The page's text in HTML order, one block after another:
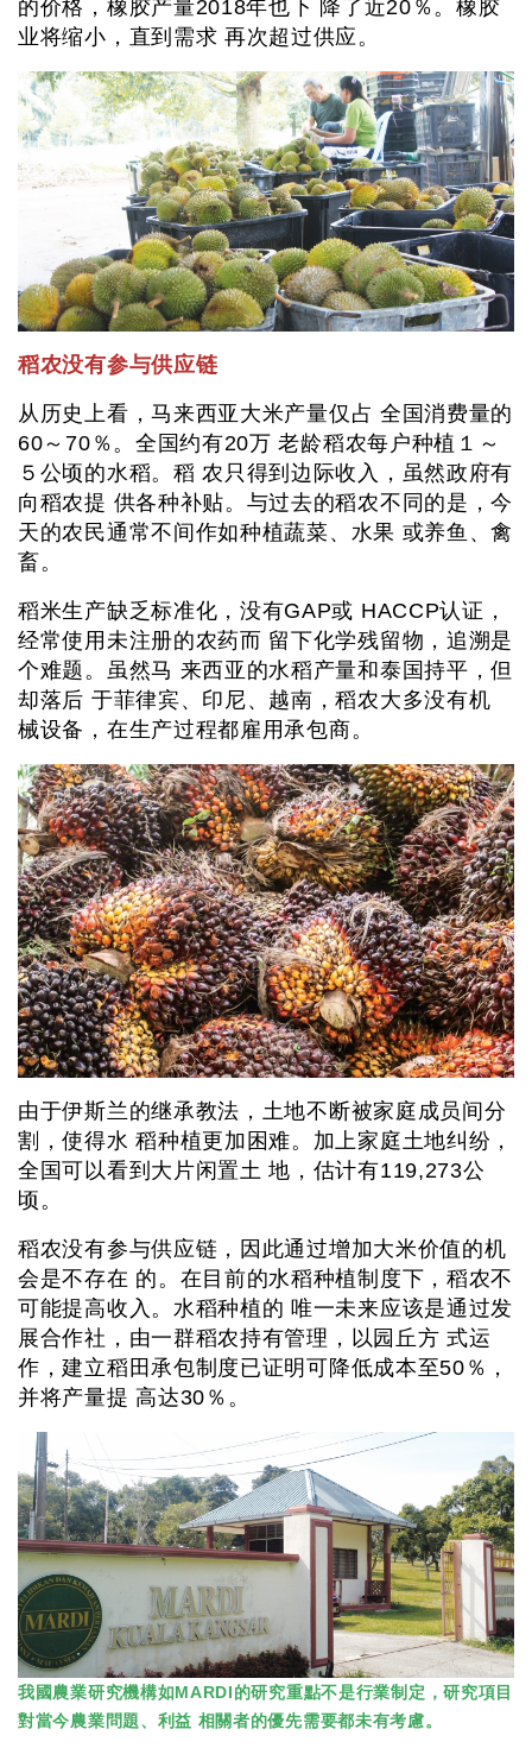
的价格，橡胶产量2018年也下 降了近20％。橡胶
业将缩小，直到需求 再次超过供应。
稻农没有参与供应链
从历史上看，马来西亚大米产量仅占 全国消费量的
60～70％。全国约有20万 老龄稻农每户种植１～
５公顷的水稻。稻 农只得到边际收入，虽然政府有
向稻农提 供各种补贴。与过去的稻农不同的是，今
天的农民通常不间作如种植蔬菜、水果 或养鱼、禽
畜。
稻米生产缺乏标准化，没有GAP或 HACCP认证，
经常使用未注册的农药而 留下化学残留物，追溯是
个难题。虽然马 来西亚的水稻产量和泰国持平，但
却落后 于菲律宾、印尼、越南，稻农大多没有机
械设备，在生产过程都雇用承包商。
由于伊斯兰的继承教法，土地不断被家庭成员间分
割，使得水 稻种植更加困难。加上家庭土地纠纷，
全国可以看到大片闲置土 地，估计有119,273公
顷。
稻农没有参与供应链，因此通过增加大米价值的机
会是不存在 的。在目前的水稻种植制度下，稻农不
可能提高收入。水稻种植的 唯一未来应该是通过发
展合作社，由一群稻农持有管理，以园丘方 式运
作，建立稻田承包制度已证明可降低成本至50％，
并将产量提 高达30％。
我國農業研究機構如MARDI的研究重點不是行業制定，研究項目
對當今農業問題、利益 相關者的優先需要都未有考慮。